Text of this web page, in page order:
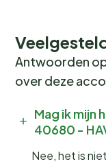
Antwoorden
over deze
Mag ik mijn
40680 -
Nee, het is